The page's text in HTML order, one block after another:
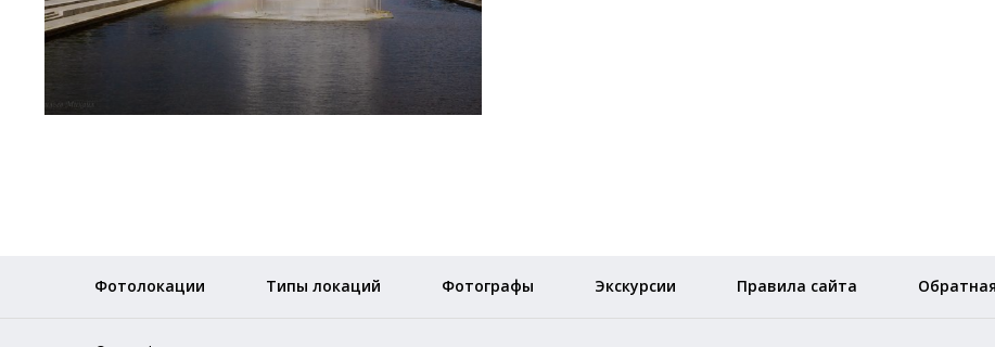
Фотолокации Типы локаций Фотографы Экскурсии Правила сайта